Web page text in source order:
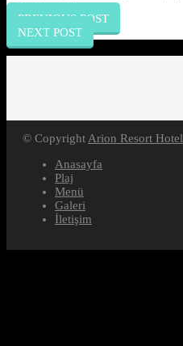
PREVIOUS POST
NEXT POST
© Copyright Arion Resort Hotel
Anasayfa
Plaj
Menü
Galeri
İletişim